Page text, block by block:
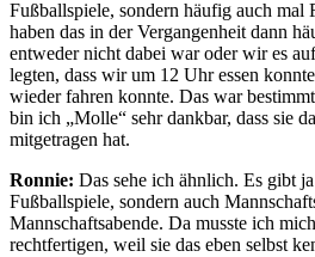
Fußballspiele, sondern häufig auch
haben das in der Vergangenheit dann
entweder nicht dabei war oder wir es
legten, dass wir um 12 Uhr essen
wieder fahren konnte. Das war
bin ich „Molle“ sehr dankbar, dass sie
mitgetragen hat.
Ronnie: Das sehe ich ähnlich. Es gibt
Fußballspiele, sondern auch
Mannschaftsabende. Da musste ich
rechtfertigen, weil sie das eben selbst